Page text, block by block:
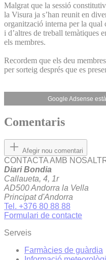
Malgrat que la sessió
la Visura ja s’han reunit en
organització interna per la qual
i d’altres de treball temàtiques
els membres.
Recordem que els deu
per sorteig després que es
Google Adsense
Comentaris
Afegir nou comentari
CONTACTA AMB
Diari Bondia
Callaueta, 4, 1r
AD500 Andorra la Vella
Principat d'Andorra
Tel. +376 80 88 88
Formulari de contacte
Serveis
Farmàcies de guàrdia